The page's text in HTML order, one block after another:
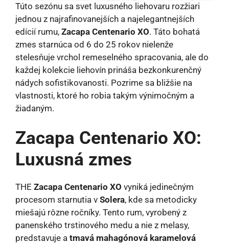
Túto sezónu sa svet luxusného liehovaru rozžiari
jednou z najrafinovanejších a najelegantnejších
edícií rumu, Zacapa Centenario XO. Táto bohatá
zmes starnúca od 6 do 25 rokov nielenže
stelesňuje vrchol remeselného spracovania, ale do
každej kolekcie liehovín prináša bezkonkurenčný
nádych sofistikovanosti. Pozrime sa bližšie na
vlastnosti, ktoré ho robia takým výnimočným a
žiadaným.
Zacapa Centenario XO:
Luxusná zmes
THE Zacapa Centenario XO vyniká jedinečným
procesom starnutia v Solera, kde sa metodicky
miešajú rôzne ročníky. Tento rum, vyrobený z
panenského trstinového medu a nie z melasy,
predstavuje a tmavá mahagónová karamelová